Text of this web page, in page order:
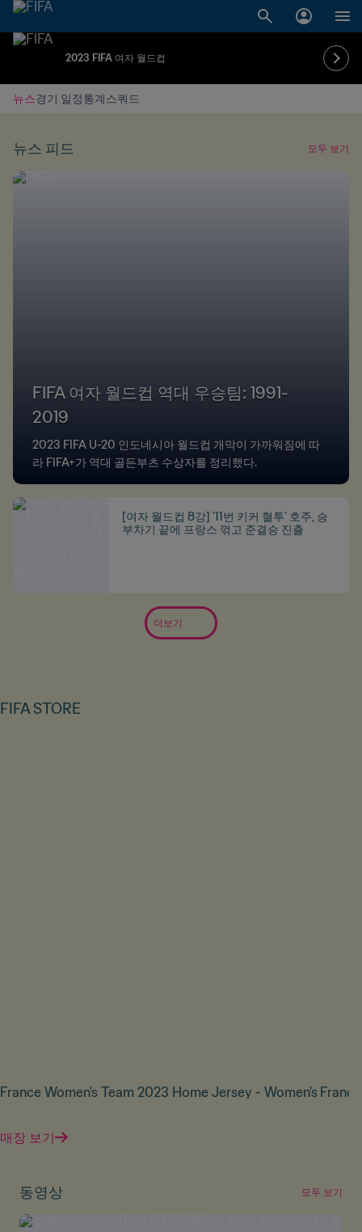
2023 FIFA 여자 월드컵
뉴스경기 일정통계스쿼드
뉴스 피드 모두 보기
FIFA 여자 월드컵 역대 우승팀: 1991-
2019
2023 FIFA U-20 인도네시아 월드컵 개막이 가까워짐에 따
라 FIFA+가 역대 골든부츠 수상자를 정리했다.
[여자 월드컵 8강] ‘11번 키커 혈투’ 호주, 승
부차기 끝에 프랑스 꺾고 준결승 진출
더보기
FIFA STORE
France Women's Team 2023 Home Jersey - Women's
매장 보기
동영상 모두 보기